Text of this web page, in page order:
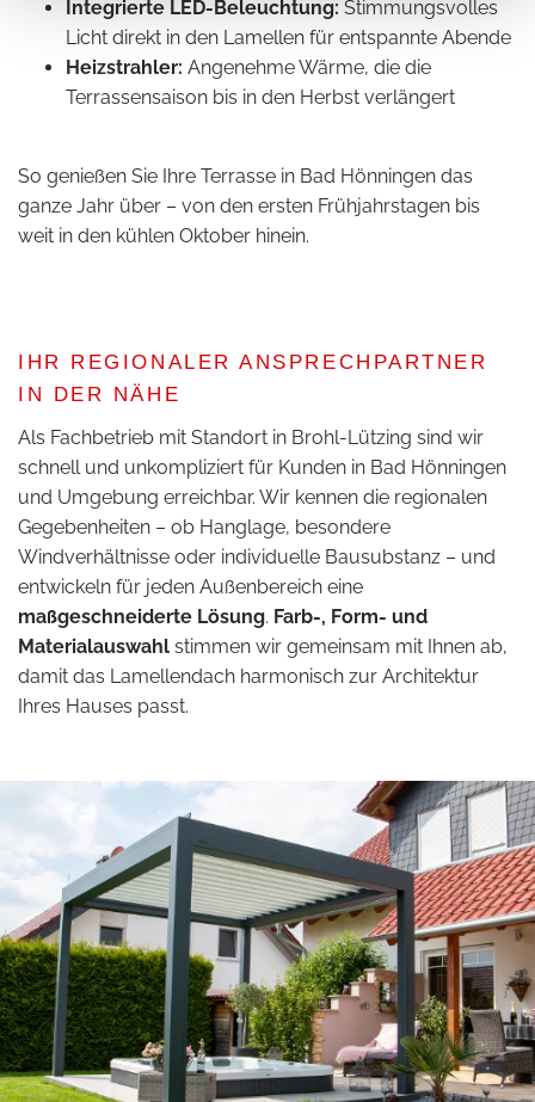
Integrierte LED-Beleuchtung: Stimmungsvolles
Licht direkt in den Lamellen für entspannte Abende
Heizstrahler: Angenehme Wärme, die die
Terrassensaison bis in den Herbst verlängert
So genießen Sie Ihre Terrasse in Bad Hönningen das
ganze Jahr über – von den ersten Frühjahrstagen bis
weit in den kühlen Oktober hinein.
IHR REGIONALER ANSPRECHPARTNER
IN DER NÄHE
Als Fachbetrieb mit Standort in Brohl-Lützing sind wir
schnell und unkompliziert für Kunden in Bad Hönningen
und Umgebung erreichbar. Wir kennen die regionalen
Gegebenheiten – ob Hanglage, besondere
Windverhältnisse oder individuelle Bausubstanz – und
entwickeln für jeden Außenbereich eine
maßgeschneiderte Lösung. Farb-, Form- und
Materialauswahl stimmen wir gemeinsam mit Ihnen ab,
damit das Lamellendach harmonisch zur Architektur
Ihres Hauses passt.